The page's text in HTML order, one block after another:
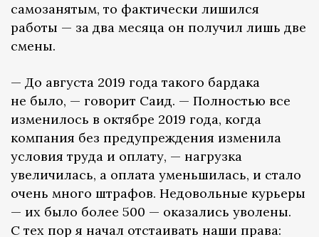
самозанятым, то фактически лишился
работы — за два месяца он получил лишь две
смены.
— До августа 2019 года такого бардака
не было, — говорит Саид. — Полностью все
изменилось в октябре 2019 года, когда
компания без предупреждения изменила
условия труда и оплату, — нагрузка
увеличилась, а оплата уменьшилась, и стало
очень много штрафов. Недовольные курьеры
— их было более 500 — оказались уволены.
С тех пор я начал отстаивать наши права: